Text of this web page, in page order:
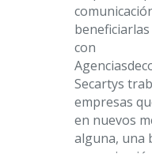
con
Secartys
empresas
en nuevos
alguna, una